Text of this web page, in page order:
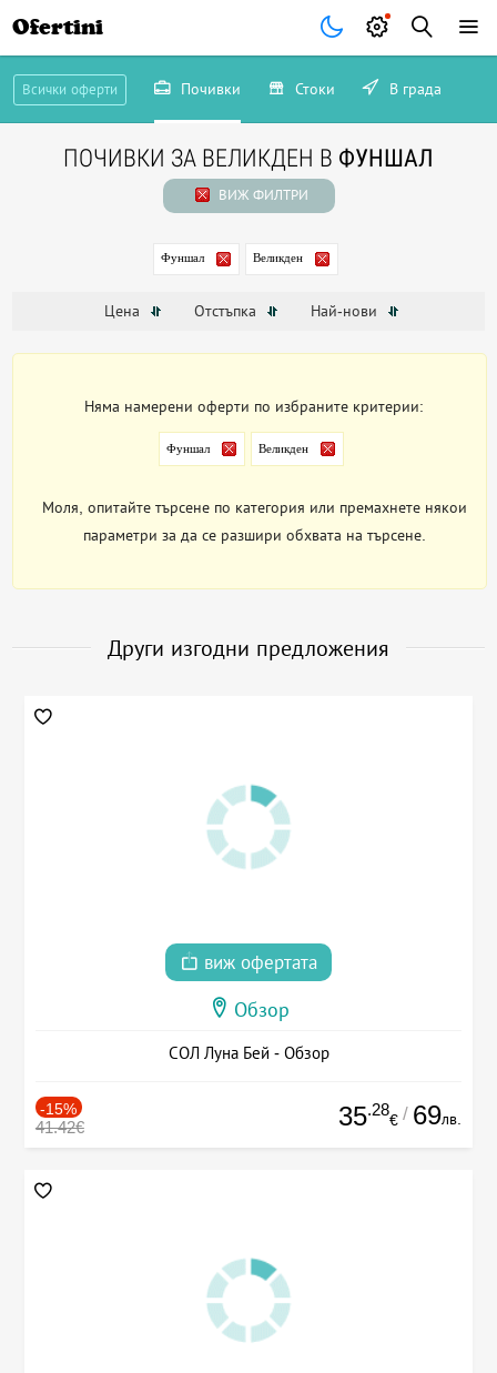
Ofertini
Всички оферти Почивки Стоки В града
ПОЧИВКИ ЗА ВЕЛИКДЕН В ФУНШАЛ
ВИЖ ФИЛТРИ
Фуншал Великден
Цена Отстъпка Най-нови
Няма намерени оферти по избраните критерии:
Фуншал Великден
Моля, опитайте търсене по категория или премахнете някои
параметри за да се разшири обхвата на търсене.
Други изгодни предложения
виж офертата
Обзор
СОЛ Луна Бей - Обзор
-15%
41.42€ 35.28
€ / 69лв.